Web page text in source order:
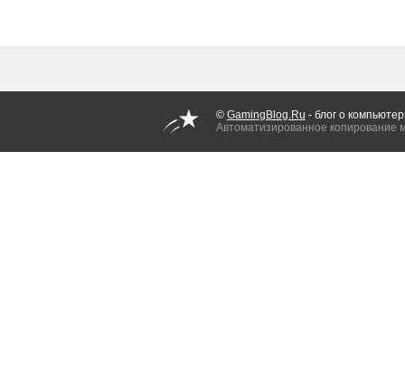
© GamingBlog.Ru - блог о
Автоматизированное копирование